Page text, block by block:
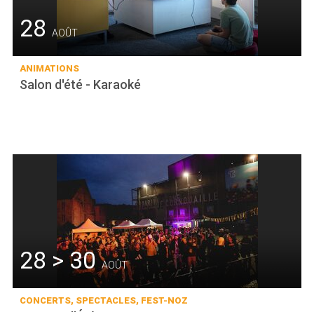
28 AOÛT
ANIMATIONS
Salon d'été - Karaoké
28 > 30AOÛT
CONCERTS, SPECTACLES, FEST-NOZ